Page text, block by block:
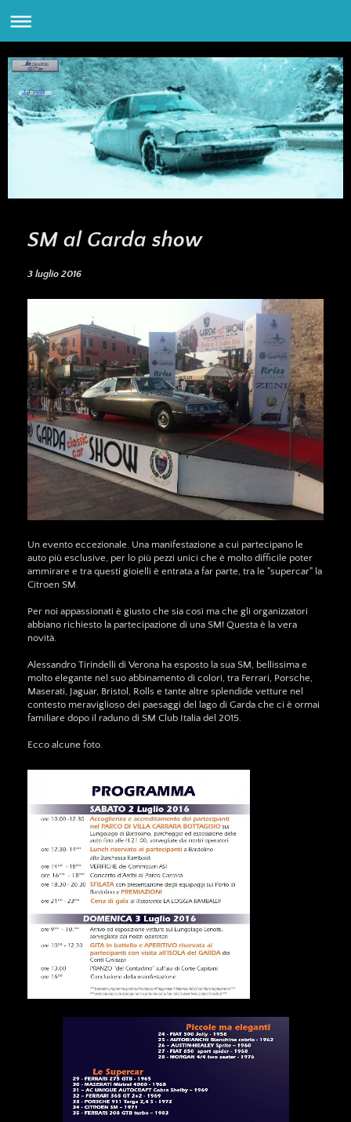
dal 1988
SM al Garda show
3 luglio 2016
Un evento eccezionale. Una manifestazione a cui partecipano le
auto più esclusive, per lo più pezzi unici che è molto difficile poter
ammirare e tra questi gioielli è entrata a far parte, tra le "supercar" la
Citroen SM.
Per noi appassionati è giusto che sia così ma che gli organizzatori
abbiano richiesto la partecipazione di una SM! Questa è la vera
novità.
Alessandro Tirindelli di Verona ha esposto la sua SM, bellissima e
molto elegante nel suo abbinamento di colori, tra Ferrari, Porsche,
Maserati, Jaguar, Bristol, Rolls e tante altre splendide vetture nel
contesto meraviglioso dei paesaggi del lago di Garda che ci è ormai
familiare dopo il raduno di SM Club Italia del 2015.
Ecco alcune foto.